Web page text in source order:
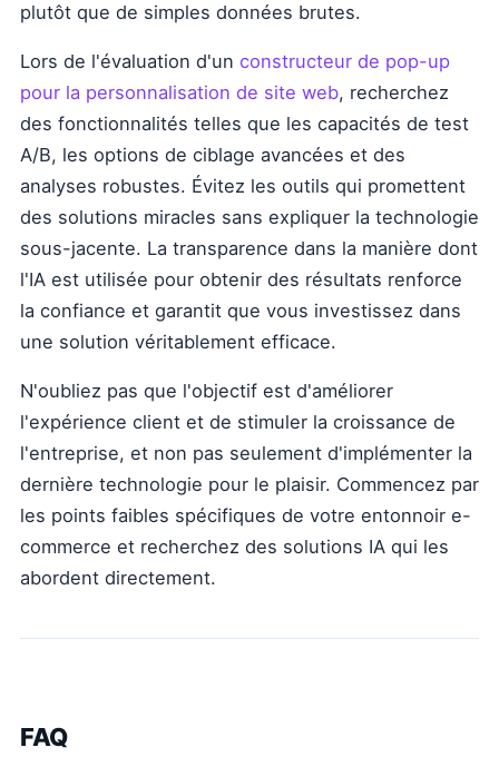
plutôt que de simples données brutes.
Lors de l'évaluation d'un constructeur de pop-up
pour la personnalisation de site web, recherchez
des fonctionnalités telles que les capacités de test
A/B, les options de ciblage avancées et des
analyses robustes. Évitez les outils qui promettent
des solutions miracles sans expliquer la technologie
sous-jacente. La transparence dans la manière dont
l'IA est utilisée pour obtenir des résultats renforce
la confiance et garantit que vous investissez dans
une solution véritablement efficace.
N'oubliez pas que l'objectif est d'améliorer
l'expérience client et de stimuler la croissance de
l'entreprise, et non pas seulement d'implémenter la
dernière technologie pour le plaisir. Commencez par
les points faibles spécifiques de votre entonnoir e-
commerce et recherchez des solutions IA qui les
abordent directement.
FAQ